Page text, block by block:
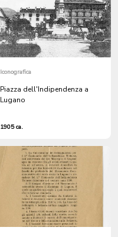
Iconografica
Piazza dell'Indipendenza a
Lugano
1905 ca.